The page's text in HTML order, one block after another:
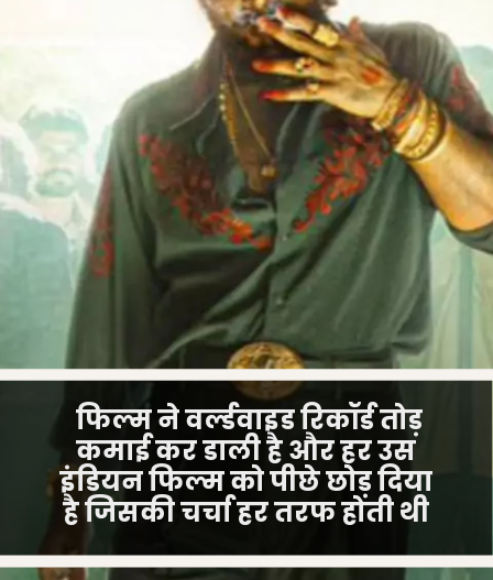
फिल्म ने वर्ल्डवाइड रिकॉर्ड तोड़
कमाई कर डाली है और हर उस
इंडियन फिल्म को पीछे छोड़ दिया
है जिसकी चर्चा हर तरफ होती थी